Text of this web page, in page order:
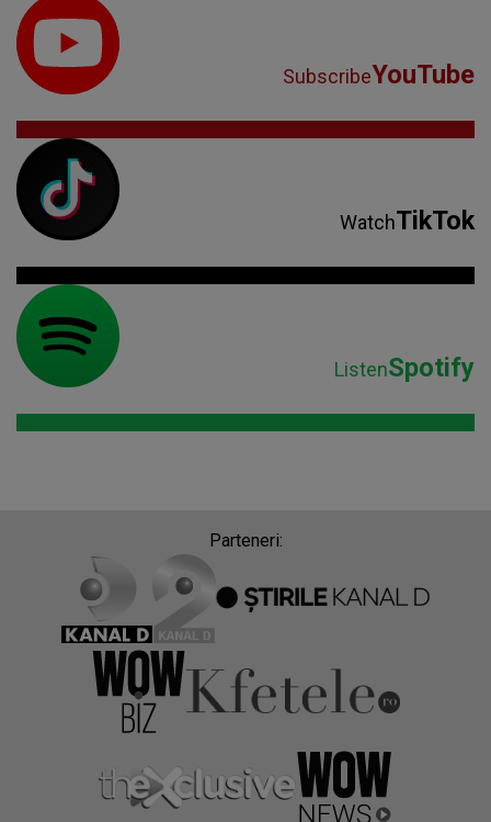
SubscribeYouTube
WatchTikTok
ListenSpotify
Parteneri: